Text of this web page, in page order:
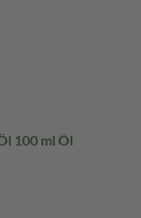
100 ml Öl